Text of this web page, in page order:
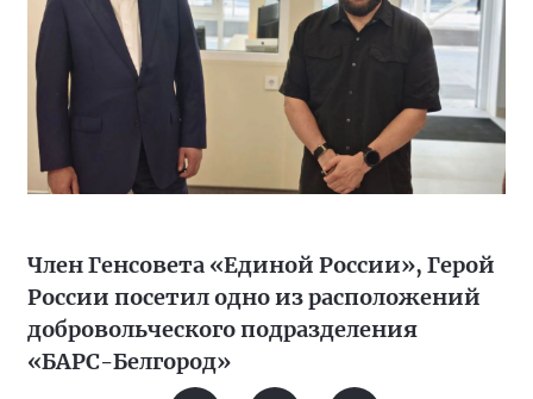
Член Генсовета «Единой России», Герой
России посетил одно из расположений
добровольческого подразделения
«БАРС-Белгород»